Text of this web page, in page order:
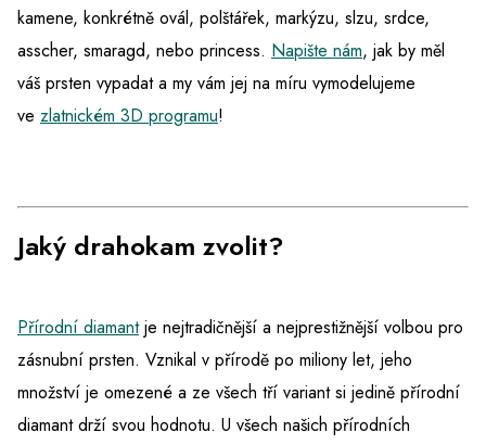
kamene, konkrétně ovál, polštářek, markýzu, slzu, srdce,
asscher, smaragd, nebo princess. Napište nám, jak by měl
váš prsten vypadat a my vám jej na míru vymodelujeme
ve zlatnickém 3D programu!
Jaký drahokam zvolit?
Přírodní diamantje nejtradičnější a nejprestižnější volbou pro
zásnubní prsten. Vznikal v přírodě po miliony let, jeho
množství je omezené a ze všech tří variant si jedině přírodní
diamant drží svou hodnotu. U všech našich přírodních